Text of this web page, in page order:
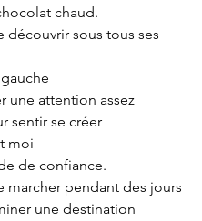
chaud.
découvrir sous tous ses
une attention assez
sentir se créer
moi
de confiance.
marcher pendant des jours
une destination